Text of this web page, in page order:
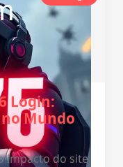
Login:
Mundo
impacto do site